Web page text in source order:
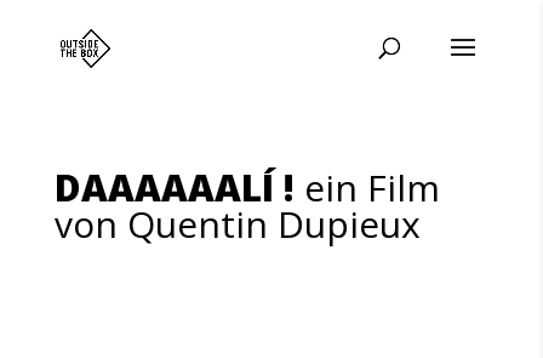
DAAAAAALÍ ! ein Film
von Quentin Dupieux